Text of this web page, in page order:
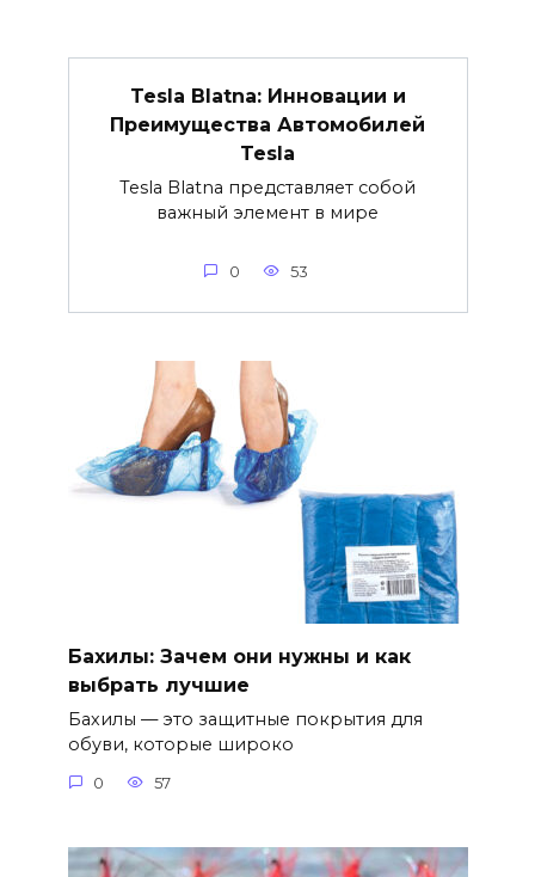
Tesla Blatna: Инновации и
Преимущества Автомобилей
Tesla
Tesla Blatna представляет собой
важный элемент в мире
0 53
Бахилы: Зачем они нужны и как
выбрать лучшие
Бахилы — это защитные покрытия для
обуви, которые широко
0 57